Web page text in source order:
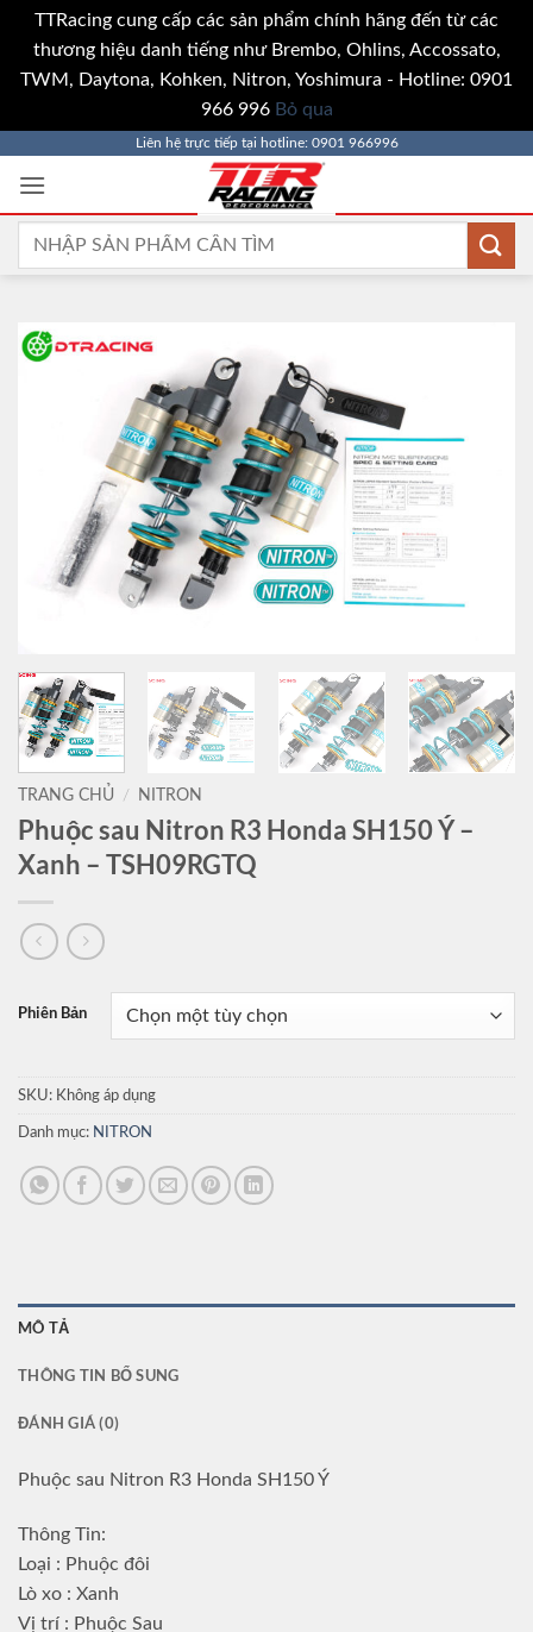
TTRacing cung cấp các sản phẩm chính hãng đến từ các
thương hiệu danh tiếng như Brembo, Ohlins, Accossato,
TWM, Daytona, Kohken, Nitron, Yoshimura - Hotline: 0901
966 996 Bỏ qua
qua
Liên hệ trực tiếp tại hotline: 0901 966996
Tìm
TRANG CHỦ / NITRON
Phuộc sau Nitron R3 Honda SH150 Ý –
Xanh – TSH09RGTQ
Phiên Bản
SKU: Không áp dụng
Danh mục: NITRON
MÔ TẢ
THÔNG TIN BỔ SUNG
ĐÁNH GIÁ (0)
Phuộc sau Nitron R3 Honda SH150 Ý
Thông Tin:
Loại : Phuộc đôi
Lò xo : Xanh
Vị trí : Phuộc Sau